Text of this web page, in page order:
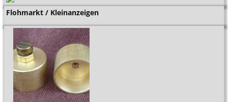
Flohmarkt / Kleinanzeigen